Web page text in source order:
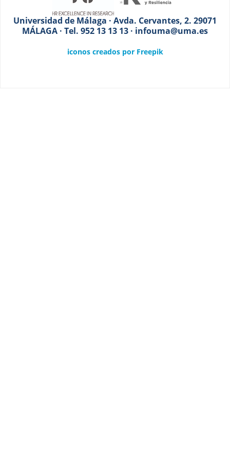
Universidad de Málaga · Avda. Cervantes, 2. 29071
MÁLAGA · Tel. 952 13 13 13 · infouma@uma.es
iconos creados por Freepik